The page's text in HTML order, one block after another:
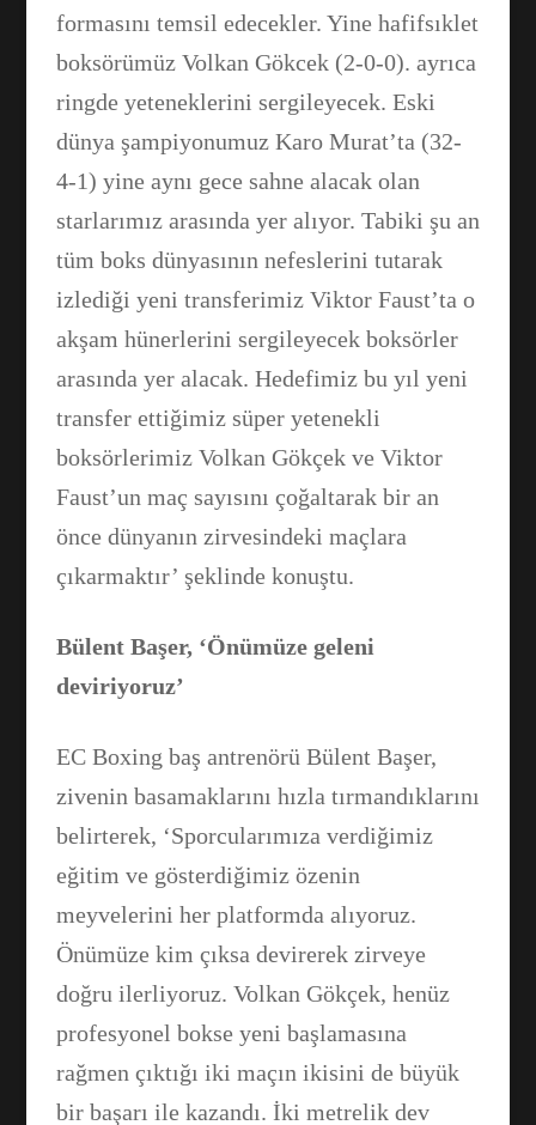
formasını temsil edecekler. Yine hafifsıklet
boksörümüz Volkan Gökcek (2-0-0). ayrıca
ringde yeteneklerini sergileyecek. Eski
dünya şampiyonumuz Karo Murat’ta (32-
4-1) yine aynı gece sahne alacak olan
starlarımız arasında yer alıyor. Tabiki şu an
tüm boks dünyasının nefeslerini tutarak
izlediği yeni transferimiz Viktor Faust’ta o
akşam hünerlerini sergileyecek boksörler
arasında yer alacak. Hedefimiz bu yıl yeni
transfer ettiğimiz süper yetenekli
boksörlerimiz Volkan Gökçek ve Viktor
Faust’un maç sayısını çoğaltarak bir an
önce dünyanın zirvesindeki maçlara
çıkarmaktır’ şeklinde konuştu.
Bülent Başer, ‘Önümüze geleni
deviriyoruz’
EC Boxing baş antrenörü Bülent Başer,
zivenin basamaklarını hızla tırmandıklarını
belirterek, ‘Sporcularımıza verdiğimiz
eğitim ve gösterdiğimiz özenin
meyvelerini her platformda alıyoruz.
Önümüze kim çıksa devirerek zirveye
doğru ilerliyoruz. Volkan Gökçek, henüz
profesyonel bokse yeni başlamasına
rağmen çıktığı iki maçın ikisini de büyük
bir başarı ile kazandı. İki metrelik dev